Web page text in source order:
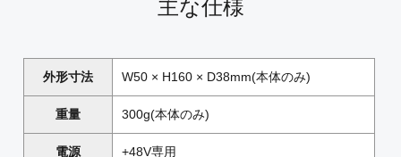
主な仕様
外形寸法 W50 × H160 × D38mm(本体のみ)
重量 300g(本体のみ)
電源 +48V専用